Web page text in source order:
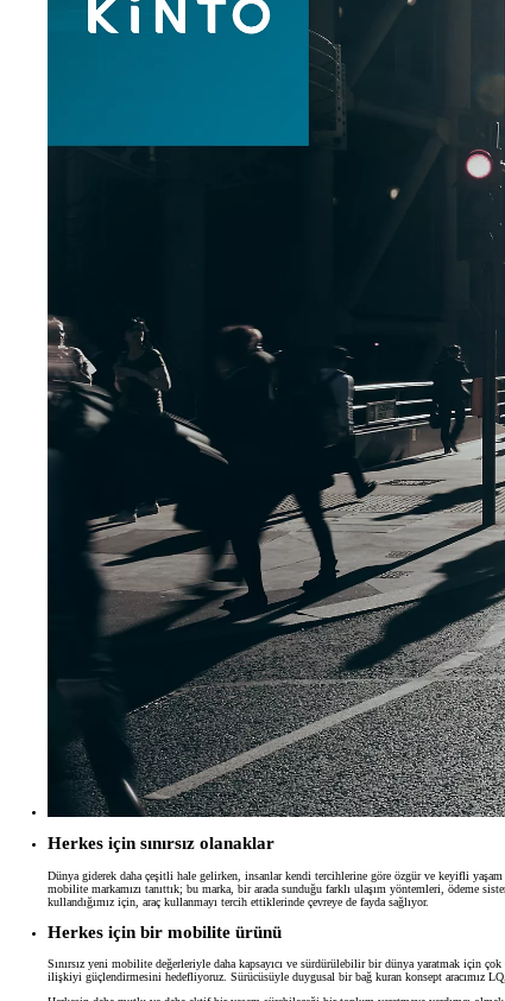
Yeni Hilux Yakında
Haberdar olun
Herkes için sınırsız olanaklar
Dünya giderek daha çeşitli hale gelirken, insanlar kendi tercihlerine göre özgür ve keyifli
mobilite markamızı tanıttık; bu marka, bir arada sunduğu farklı ulaşım yöntemleri, ödeme
kullandığımız için, araç kullanmayı tercih ettiklerinde çevreye de fayda sağlıyor.
Herkes için bir mobilite ürünü
Sınırsız yeni mobilite değerleriyle daha kapsayıcı ve sürdürülebilir bir dünya yaratmak için
ilişkiyi güçlendirmesini hedefliyoruz. Sürücüsüyle duygusal bir bağ kuran konsept aracımız